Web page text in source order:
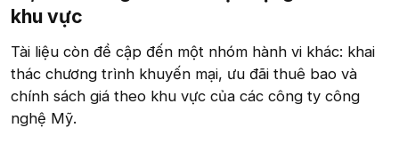
khu vực​
Tài liệu còn đề cập đến một nhóm hành vi khác: khai
thác chương trình khuyến mại, ưu đãi thuê bao và
chính sách giá theo khu vực của các công ty công
nghệ Mỹ.